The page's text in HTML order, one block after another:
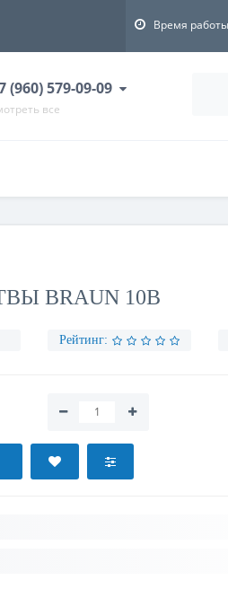
Время работы
(960) 579-09-09
все
BRAUN 10B
Рейтинг: